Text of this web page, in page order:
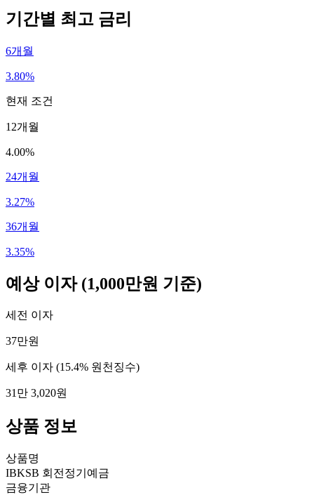
기간별 최고 금리
6개월
3.80%
현재 조건
12개월
4.00%
24개월
3.27%
36개월
3.35%
예상 이자 (1,000만원 기준)
세전 이자
37만원
세후 이자 (15.4% 원천징수)
31만 3,020원
상품 정보
상품명
IBKSB 회전정기예금
금융기관